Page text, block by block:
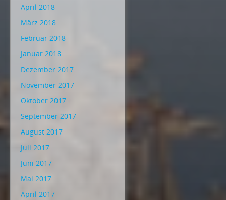
April 2018
März 2018
Februar 2018
Januar 2018
Dezember 2017
November 2017
Oktober 2017
September 2017
August 2017
Juli 2017
Juni 2017
Mai 2017
April 2017